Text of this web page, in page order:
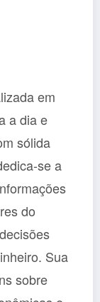
em
a dia e
sólida
se a
do
Sua
sobre